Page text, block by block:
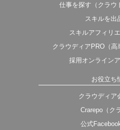
仕事を探す（クラウ
スキルを出
スキルアフィリ
クラウディアPRO（高
採用オンライン
お役立ち
クラウディア
Crarepo（ク
公式